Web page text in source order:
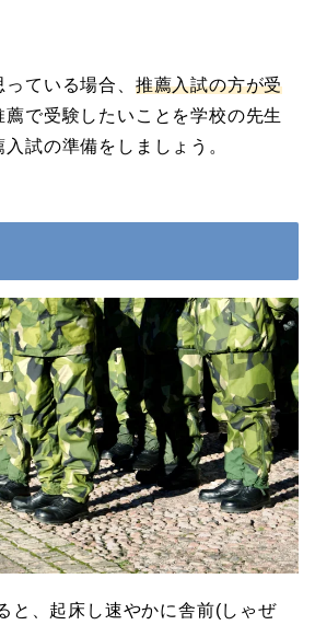
ている場合、 推薦入試の方が受
薦で受験したいことを学校の先生
試の準備をしましょう。
と、起床し速やかに舎前(しゃぜ